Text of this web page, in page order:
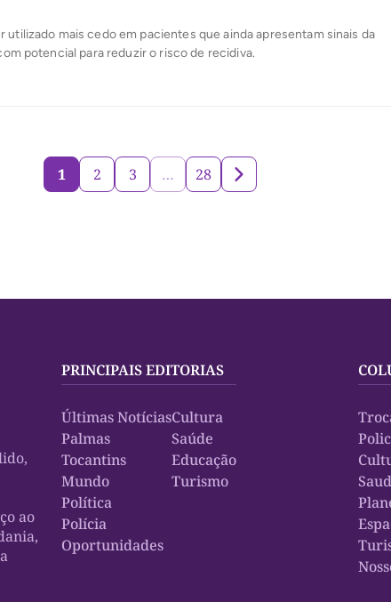
utilizado mais cedo em pacientes que ainda apresentam sinais da
potencial para reduzir o risco de recidiva.
1 2 3 … 28
ao
PRINCIPAIS EDITORIAS
Últimas Notícias
Palmas
Tocantins
Mundo
Política
Polícia
Oportunidades
Cultura
Saúde
Educação
Turismo